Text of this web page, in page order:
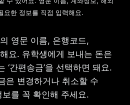
요한 정보를 직접 입력해요.
영문 이름, 은행코드,
요. 유학생에게 보내는 돈은
‘간편송금’을 선택하면 돼요.
은 변경하거나 취소할 수
를 꼭 확인해 주세요.